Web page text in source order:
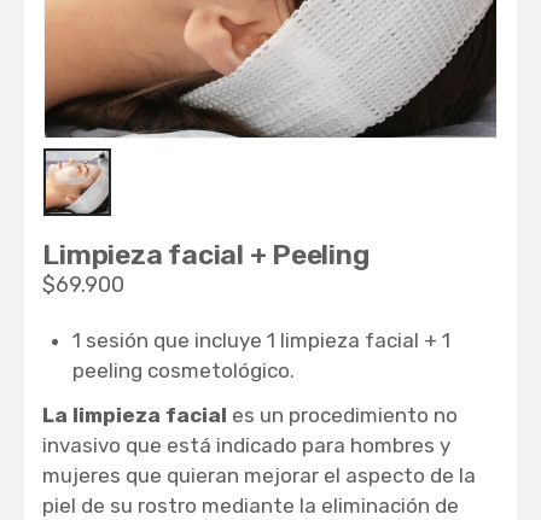
Limpieza facial + Peeling
$69.900
1 sesión que incluye 1 limpieza facial + 1
peeling cosmetológico.
La limpieza facial es un procedimiento no
invasivo que está indicado para hombres y
mujeres que quieran mejorar el aspecto de la
piel de su rostro mediante la eliminación de